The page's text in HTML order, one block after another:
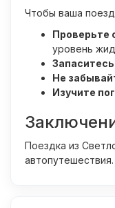
Чтобы ваша
Проверьте
уровень
Запаситесь
Не
Изучите
Поездка из